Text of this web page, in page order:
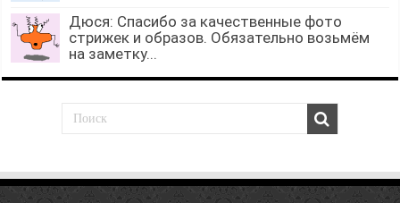
Дюся: Спасибо за качественные фото
стрижек и образов. Обязательно возьмём
на заметку...